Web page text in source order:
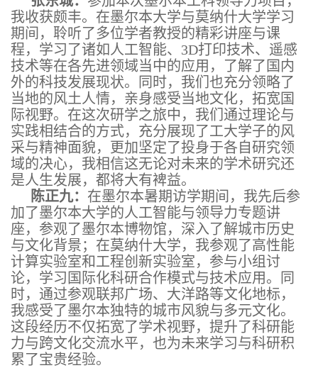
我收获颇丰。在墨尔本大学与莫纳什大学学习
期间，聆听了多位学者教授的精彩讲座与课
程，学习了诸如人工智能、3D打印技术、遥感
技术等在各先进领域当中的应用，了解了国内
外的科技发展现状。同时，我们也充分领略了
当地的风土人情，亲身感受当地文化，拓宽国
际视野。在这次研学之旅中，我们通过理论与
实践相结合的方式，充分展现了工大学子的风
采与精神面貌，更加坚定了投身于各自研究领
域的决心，我相信这无论对未来的学术研究还
是人生发展，都将大有裨益。
陈正九： 在墨尔本暑期访学期间，我先后参
加了墨尔本大学的人工智能与领导力专题讲
座，参观了墨尔本博物馆，深入了解城市历史
与文化背景；在莫纳什大学，我参观了高性能
计算实验室和工程创新实验室，参与小组讨
论，学习国际化科研合作模式与技术应用。同
时，通过参观联邦广场、大洋路等文化地标，
我感受了墨尔本独特的城市风貌与多元文化。
这段经历不仅拓宽了学术视野，提升了科研能
力与跨文化交流水平，也为未来学习与科研积
累了宝贵经验。